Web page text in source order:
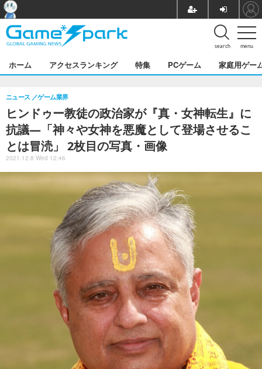
menu
search
ホーム アクセスランキング 特集 PCゲーム 家庭用ゲー
ヒンドゥー教徒の政治家が『真・女神転生』に
抗議―「神々や女神を悪魔として登場させるこ
とは冒涜」 2枚目の写真・画像
ニュース ゲーム業界
2021.12.8 Wed 12:46